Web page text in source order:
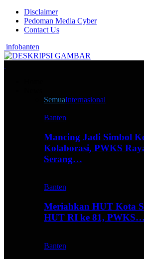
Disclaimer
Pedoman Media Cyber
Contact Us
infobanten
SemuaInternasional
Banten
Mancing Jadi Simbol
Kolaborasi, PWKS
Serang…
Banten
Meriahkan HUT Kota
HUT RI ke 81, PWKS…
Banten